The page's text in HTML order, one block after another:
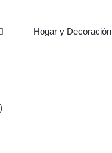
Hogar y Decoración